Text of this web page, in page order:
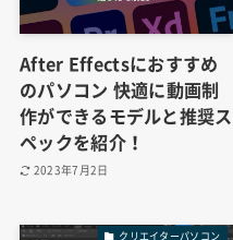
After Effectsにおすすめ
のパソコン 快適に動画制
作ができるモデルと推奨ス
ペックを紹介！
2023年7月2日
クリエイターパソコン